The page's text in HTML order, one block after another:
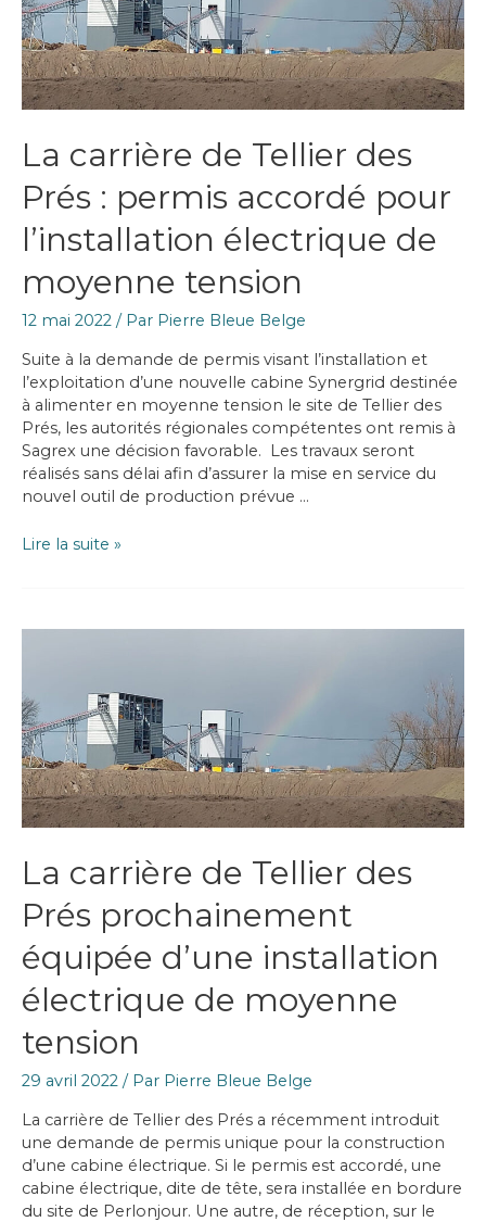
étude
sonore
La carrière de Tellier des
Prés : permis accordé pour
l’installation électrique de
moyenne tension
12 mai 2022 / Par Pierre Bleue Belge
Suite à la demande de permis visant l’installation et
l’exploitation d’une nouvelle cabine Synergrid destinée
à alimenter en moyenne tension le site de Tellier des
Prés, les autorités régionales compétentes ont remis à
Sagrex une décision favorable. Les travaux seront
réalisés sans délai afin d’assurer la mise en service du
nouvel outil de production prévue …
La
des
permis
accordé
pour
l’installation
électrique
de
tension
Lire la suite »
La carrière de Tellier des
Prés prochainement
équipée d’une installation
électrique de moyenne
tension
29 avril 2022 / Par Pierre Bleue Belge
La carrière de Tellier des Prés a récemment introduit
une demande de permis unique pour la construction
d’une cabine électrique. Si le permis est accordé, une
cabine électrique, dite de tête, sera installée en bordure
du site de Perlonjour. Une autre, de réception, sur le